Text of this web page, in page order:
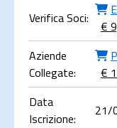
Verifica Soci:
€
Aziende
Collegate:
€
Data
Iscrizione:
21/